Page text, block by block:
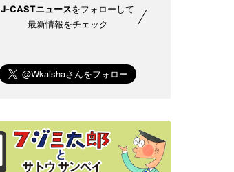
J-CASTニュースをフォローして
最新情報をチェック